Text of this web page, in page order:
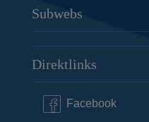
Subwebs
Direktlinks
Facebook